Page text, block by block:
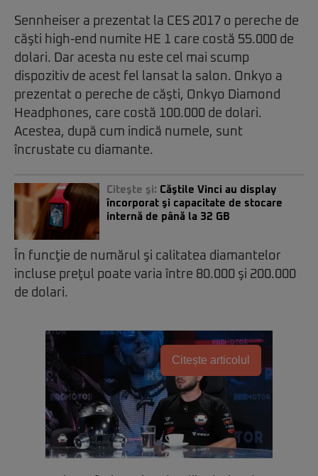
Sennheiser a prezentat la CES 2017 o pereche de
căşti high-end numite HE 1 care costă 55.000 de
dolari. Dar acesta nu este cel mai scump
dispozitiv de acest fel lansat la salon. Onkyo a
prezentat o pereche de căşti, Onkyo Diamond
Headphones, care costă 100.000 de dolari.
Acestea, după cum indică numele, sunt
încrustate cu diamante.
Citeşte şi: Căştile Vinci au display
încorporat şi capacitate de stocare
internă de până la 32 GB
În funcţie de numărul şi calitatea diamantelor
incluse preţul poate varia între 80.000 şi 200.000
de dolari.
Citește articolul